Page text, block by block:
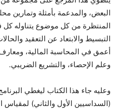
البعض، والمدعمة بأمثلة وتمارين
المنتظرة من كل موضوع يتناوله
التبسيط والابتعاد عن التعقيد
أعمق في المحاسبة المالية،
وعلم الإحصاء، والتشريع الضريبي.
وعليه جاء هذا الكتاب ليغطي
(السداسيين الأول والثاني) لمقياس